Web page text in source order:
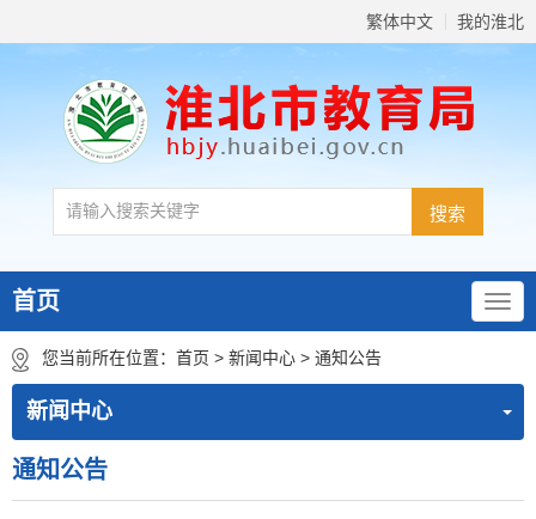
繁体中文 我的淮北
首页
您当前所在位置： 首页 > 新闻中心 > 通知公告
新闻中心
通知公告